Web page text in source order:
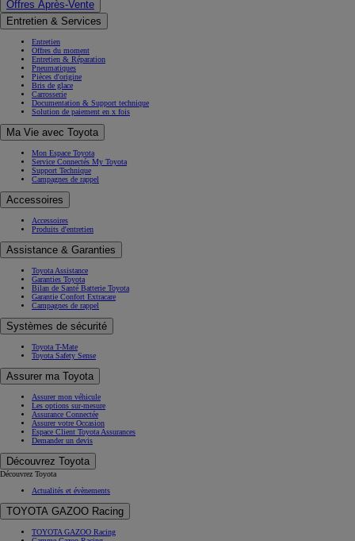
Offres Après-Vente
Entretien & Services
Entretien
Offres du moment
Entretien & Réparation
Pneumatiques
Pièces d'origine
Bris de glace
Carrosserie
Documentation & Support technique
Solution de paiement en x fois
Ma Vie avec Toyota
Mon Espace Toyota
Service Connectés My Toyota
Support Technique
Campagnes de rappel
Accessoires
Accessoires
Produits d'entretien
Assistance & Garanties
Toyota Assistance
Garanties Toyota
Bilan de Santé Batterie Toyota
Garantie Confort Extracare
Campagnes de rappel
Systèmes de sécurité
Toyota T-Mate
Toyota Safety Sense
Assurer ma Toyota
Assurer mon véhicule
Les options sur-mesure
Assurance Connectée
Assurer votre Occasion
Espace Client Toyota Assurances
Demander un devis
Découvrez Toyota
Découvrez Toyota
Actualités et évènements
TOYOTA GAZOO Racing
TOYOTA GAZOO Racing